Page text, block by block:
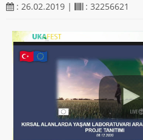
: 26.02.2019 |
: 32256621